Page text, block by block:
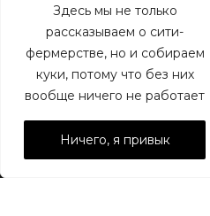
Здесь мы не только
рассказываем о сити-
фермерстве, но и собираем
куки, потому что без них
вообще ничего не работает
Ничего, я привык
Политика
в отношении
Согласие на
city-farmer.ru